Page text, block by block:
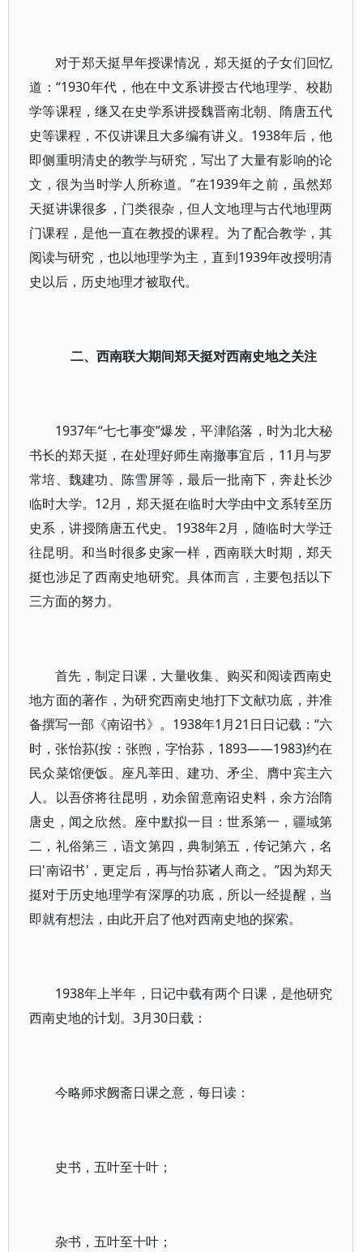
对于郑天挺早年授课情况，郑天挺的子女们回忆
道：“1930年代，他在中文系讲授古代地理学、校勘
学等课程，继又在史学系讲授魏晋南北朝、隋唐五代
史等课程，不仅讲课且大多编有讲义。1938年后，他
即侧重明清史的教学与研究，写出了大量有影响的论
文，很为当时学人所称道。”在1939年之前，虽然郑
天挺讲课很多，门类很杂，但人文地理与古代地理两
门课程，是他一直在教授的课程。为了配合教学，其
阅读与研究，也以地理学为主，直到1939年改授明清
史以后，历史地理才被取代。
二、西南联大期间郑天挺对西南史地之关注
1937年“七七事变”爆发，平津陷落，时为北大秘
书长的郑天挺，在处理好师生南撤事宜后，11月与罗
常培、魏建功、陈雪屏等，最后一批南下，奔赴长沙
临时大学。12月，郑天挺在临时大学由中文系转至历
史系，讲授隋唐五代史。1938年2月，随临时大学迁
往昆明。和当时很多史家一样，西南联大时期，郑天
挺也涉足了西南史地研究。具体而言，主要包括以下
三方面的努力。
首先，制定日课，大量收集、购买和阅读西南史
地方面的著作，为研究西南史地打下文献功底，并准
备撰写一部《南诏书》。1938年1月21日日记载：“六
时，张怡荪(按：张煦，字怡荪，1893——1983)约在
民众菜馆便饭。座凡莘田、建功、矛尘、膺中宾主六
人。以吾侪将往昆明，劝余留意南诏史料，余方治隋
唐史，闻之欣然。座中默拟一目：世系第一，疆域第
二，礼俗第三，语文第四，典制第五，传记第六，名
曰'南诏书'，更定后，再与怡荪诸人商之。”因为郑天
挺对于历史地理学有深厚的功底，所以一经提醒，当
即就有想法，由此开启了他对西南史地的探索。
1938年上半年，日记中载有两个日课，是他研究
西南史地的计划。3月30日载：
今略师求阙斋日课之意，每日读：
史书，五叶至十叶；
杂书，五叶至十叶；